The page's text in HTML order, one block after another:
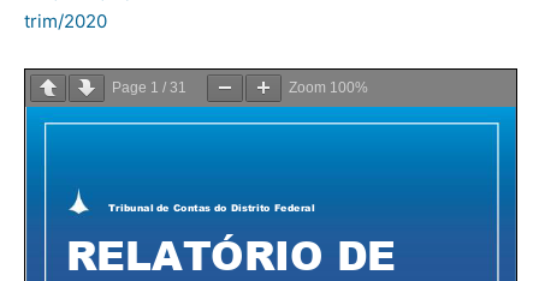
trim/2020
Page 1 / 31 Zoom 100%